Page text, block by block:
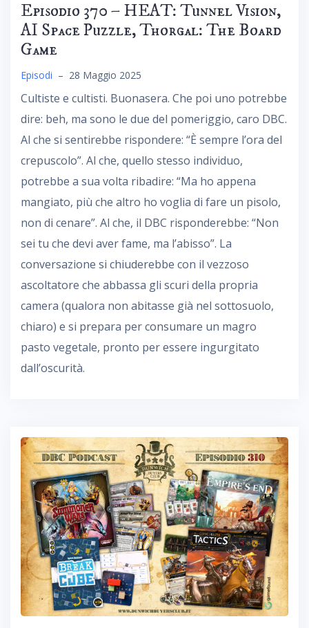
Episodio 370 – HEAT: Tunnel Vision,
AI Space Puzzle, Thorgal: The Board
Game
Episodi – 28 Maggio 2025
Cultiste e cultisti. Buonasera. Che poi uno potrebbe
dire: beh, ma sono le due del pomeriggio, caro DBC.
Al che si sentirebbe rispondere: “È sempre l’ora del
crepuscolo”. Al che, quello stesso individuo,
potrebbe a sua volta ribadire: “Ma ho appena
mangiato, più che altro ho voglia di fare un pisolo,
non di cenare”. Al che, il DBC risponderebbe: “Non
sei tu che devi aver fame, ma l’abisso”. La
conversazione si chiuderebbe con il vezzoso
ascoltatore che abbassa gli scuri della propria
camera (qualora non abitasse già nel sottosuolo,
chiaro) e si prepara per consumare un magro
pasto vegetale, pronto per essere ingurgitato
dall’oscurità.